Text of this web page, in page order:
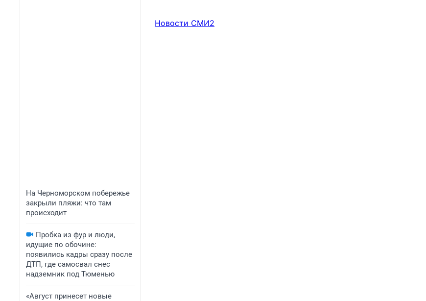
На Черноморском побережье
закрыли пляжи: что там
происходит
Пробка из фур и люди,
идущие по обочине:
появились кадры сразу после
ДТП, где самосвал снес
надземник под Тюменью
«Август принесет новые
Новости СМИ2